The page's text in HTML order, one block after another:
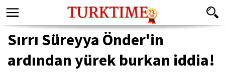
Sırrı Süreyya Önder'in
ardından yürek burkan iddia!